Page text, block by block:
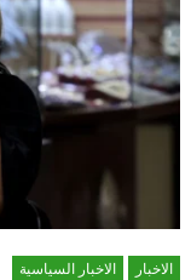
الاخبار الاخبار السياسية